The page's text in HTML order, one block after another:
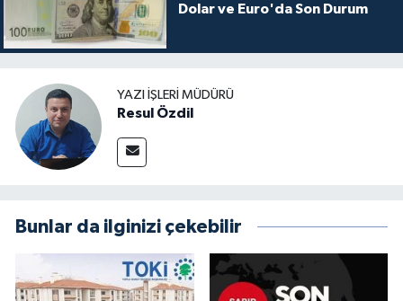
Dolar ve Euro'da Son Durum
YAZI İŞLERI MÜDÜRÜ
Resul Özdil
Bunlar da ilginizi çekebilir